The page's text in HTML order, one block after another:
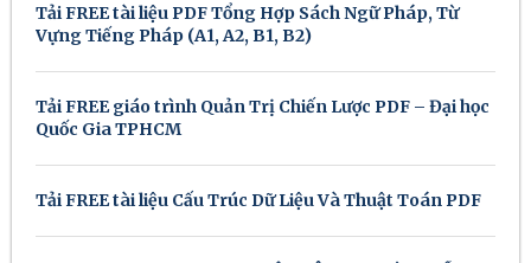
Tải FREE tài liệu PDF Tổng Hợp Sách Ngữ Pháp, Từ
Vựng Tiếng Pháp (A1, A2, B1, B2)
Tải FREE giáo trình Quản Trị Chiến Lược PDF – Đại học
Quốc Gia TPHCM
Tải FREE tài liệu Cấu Trúc Dữ Liệu Và Thuật Toán PDF